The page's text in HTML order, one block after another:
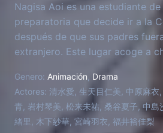
Nagisa Aoi es una estudiante
preparatoria que decide ir a la
después de que sus padres
extranjero. Este lugar acoge a
escuelas exclusivas para
Spica y Saint Le Rime. Tras
de habitación, Tamao Suzumi, y
diversas chicas, pensaba que
ordinaria. Sin embargo, conoce
Genero: Animación Drama
Actores: 清水愛, 生天目仁美, 中原麻衣
青, 岩村琴美, 松来未祐, 桑谷夏子, 中
緒里, 木下紗華, 宮崎羽衣, 福井裕佳梨